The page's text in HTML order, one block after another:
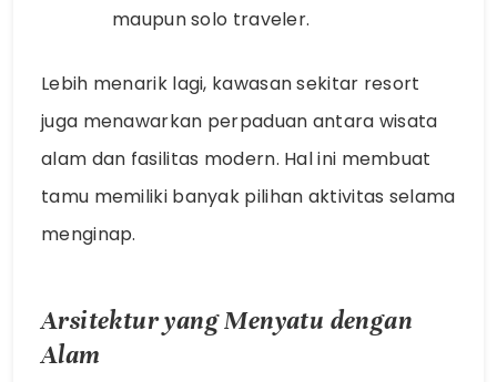
maupun solo traveler.
Lebih menarik lagi, kawasan sekitar resort
juga menawarkan perpaduan antara wisata
alam dan fasilitas modern. Hal ini membuat
tamu memiliki banyak pilihan aktivitas selama
menginap.
Arsitektur yang Menyatu dengan
Alam